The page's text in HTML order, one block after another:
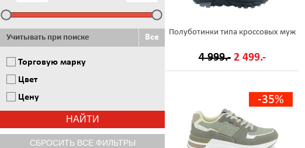
Учитывать при поиске Все
Торговую марку
Цвет
Цену
Полуботинки типа кроссовых муж
4 999.- 2 499.-
-35%